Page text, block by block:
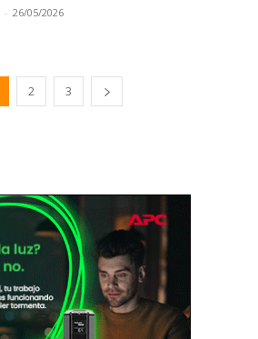
- 26/05/2026
2 3